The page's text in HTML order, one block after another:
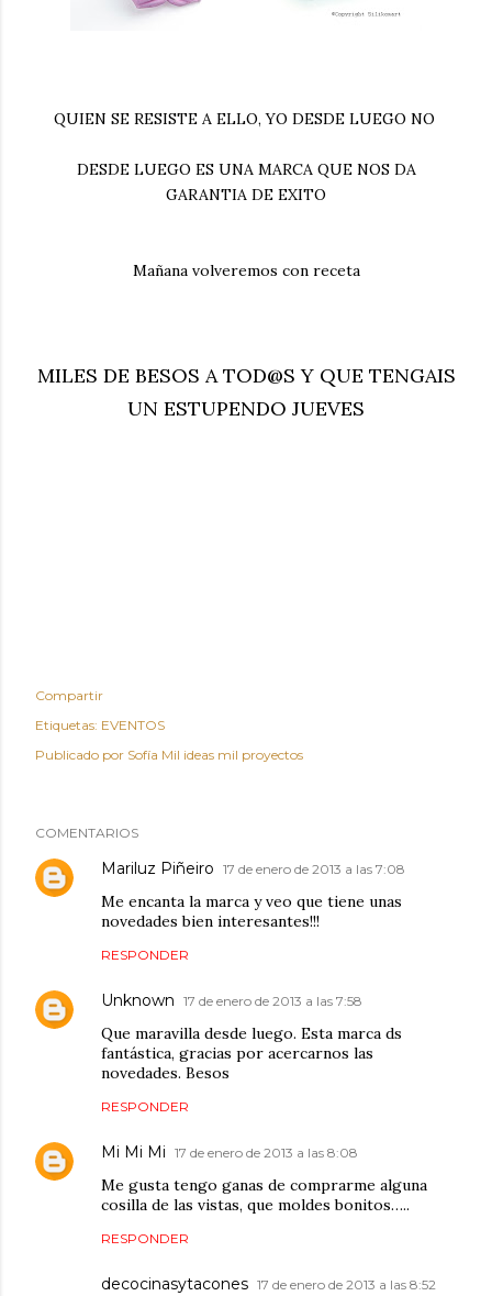
QUIEN SE RESISTE A ELLO, YO DESDE LUEGO NO
DESDE LUEGO ES UNA MARCA QUE NOS DA
GARANTIA DE EXITO
Mañana volveremos con receta
MILES DE BESOS A TOD@S Y QUE TENGAIS
UN ESTUPENDO JUEVES
Compartir
Etiquetas: EVENTOS
Publicado por Sofía Mil ideas mil proyectos
COMENTARIOS
Mariluz Piñeiro 17 de enero de 2013 a las 7:08
Me encanta la marca y veo que tiene unas
novedades bien interesantes!!!
RESPONDER
Unknown 17 de enero de 2013 a las 7:58
Que maravilla desde luego. Esta marca ds
fantástica, gracias por acercarnos las
novedades. Besos
RESPONDER
Mi Mi Mi 17 de enero de 2013 a las 8:08
Me gusta tengo ganas de comprarme alguna
cosilla de las vistas, que moldes bonitos…..
RESPONDER
decocinasytacones 17 de enero de 2013 a las 8:52